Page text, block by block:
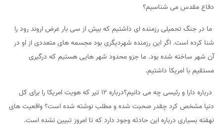
دفاع مقدس می شناسیم؟
ما در جنگ تحمیلی رزمنده ای داشتیم که بیش از سی بار عرض اروند رود را
شنا کرده است. اگر این رزمنده شهردیگری بود مجسمه های متعددی از او در
آن شهر ساخته شده بود. ما جزو محدود شهر هایی هستیم که درگیری
مستقیم با امریکا داشتیم.
درباره دارا و رئیسی چه می دانیم؟درباره ۱۲ تیر که هویت امریکا را برای کل
دنیا مشخص کرد چقدر صحبت شده و مطلب نوشته شده است؟ واقعیت های
نهفته بسیاری درباره این حادثه وجود دارد که تا امروز تبیین نشده است.